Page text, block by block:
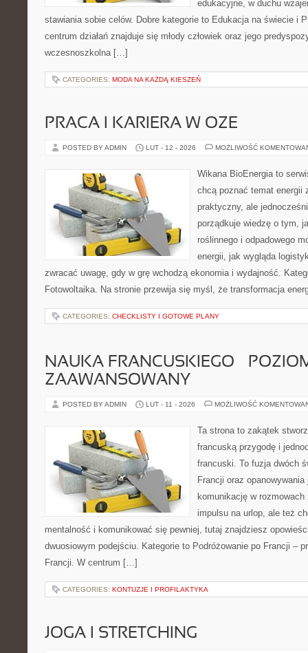
edukacyjne, w duchu
stawiania sobie celów. Dobre kategorie to Edukacja na świecie i
centrum działań znajduje się młody człowiek oraz jego
wczesnoszkolna […]
CATEGORIES: MODA NA KAŻDĄ KIESZEŃ
PRACA I KARIERA W OZE
POSTED BY ADMIN LUT - 12 - 2026 MOŻLIWOŚĆ
Wikana BioEnergia to
chcą poznać temat energii
praktyczny, ale
porządkuje wiedzę o tym,
roślinnego i odpadowego
energii, jak wygląda
zwracać uwagę, gdy w grę wchodzą ekonomia i wydajność.
Fotowoltaika. Na stronie przewija się myśl, że transformacja
CATEGORIES: CHECKLISTY I GOTOWE PLANY
NAUKA FRANCUSKIEGO –
ZAAWANSOWANY
POSTED BY ADMIN LUT - 11 - 2026 MOŻLIWOŚĆ
Ta strona to zakątek
francuską przygodę i
francuski. To fuzja dwóch
Francji oraz
komunikację w
impulsu na urlop, ale też
mentalność i komunikować się pewniej, tutaj znajdziesz
dwuosiowym podejściu. Kategorie to Podróżowanie po Francji –
Francji. W centrum […]
CATEGORIES: KONTUZJE I PROFILAKTYKA
JOGA I STRETCHING